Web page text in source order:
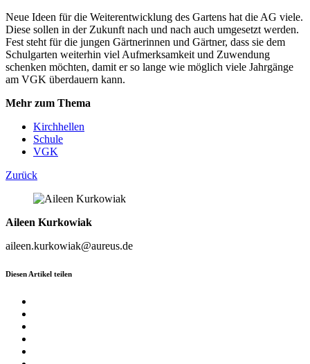
Neue Ideen für die Weiterentwicklung des Gartens hat die AG viele.
Diese sollen in der Zukunft nach und nach auch umgesetzt werden.
Fest steht für die jungen Gärtnerinnen und Gärtner, dass sie dem
Schulgarten weiterhin viel Aufmerksamkeit und Zuwendung
schenken möchten, damit er so lange wie möglich viele Jahrgänge
am VGK überdauern kann.
Mehr zum Thema
Kirchhellen
Schule
VGK
Zurück
Aileen Kurkowiak
aileen.kurkowiak@aureus.de
Diesen Artikel teilen